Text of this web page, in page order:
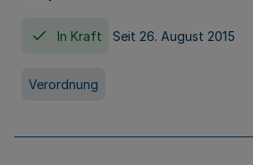
In Kraft Seit 26. August 2015
Verordnung